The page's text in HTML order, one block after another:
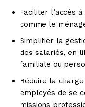
Faciliter l’accès
comme le
Simplifier la
des salariés, en
familiale ou
Réduire la
employés de se
missions